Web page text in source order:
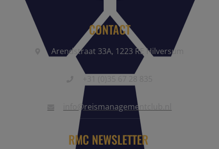
CONTACT
Arendstraat 33A, 1223 RE Hilversum
info@reismanagementclub.nl
RMC NEWSLETTER